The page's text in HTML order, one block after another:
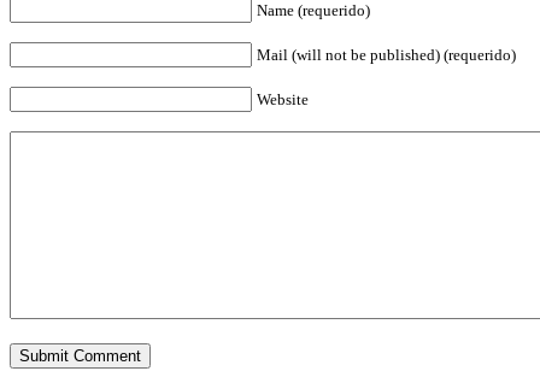
Name (requerido)
Mail (will not be published) (requerido)
Website